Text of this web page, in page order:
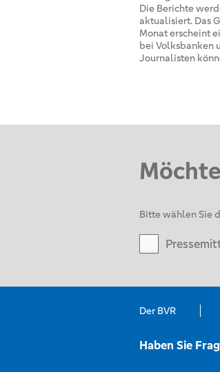
Die Berichte
aktualisiert. Das
Monat erscheint
bei Volksbanken
Journalisten
Bitte wählen Sie
Der BVR
Haben Sie